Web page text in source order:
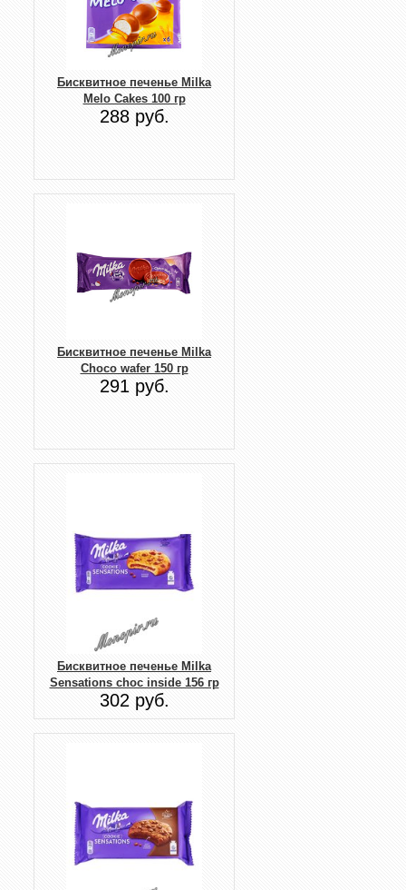
Бисквитное печенье Milka
Melo Cakes 100 гр
288 руб.
Бисквитное печенье Milka
Choco wafer 150 гр
291 руб.
Бисквитное печенье Milka
Sensations choc inside 156 гр
302 руб.